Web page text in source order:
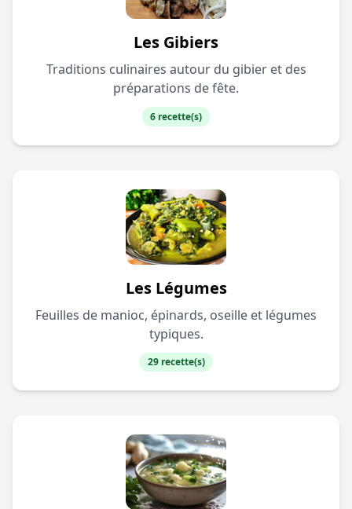
Les Gibiers
Traditions culinaires autour du gibier et des
préparations de fête.
6 recette(s)
Les Légumes
Feuilles de manioc, épinards, oseille et légumes
typiques.
29 recette(s)